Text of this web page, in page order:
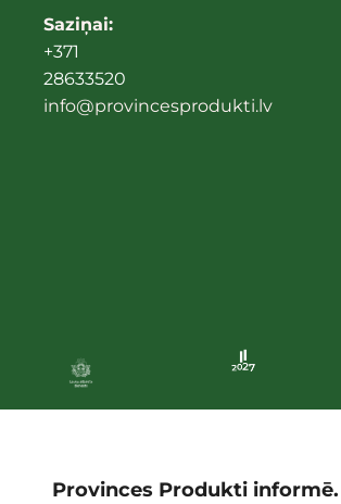
Saziņai:
+371
28633520
info@provincesprodukti.lv
Provinces Produkti